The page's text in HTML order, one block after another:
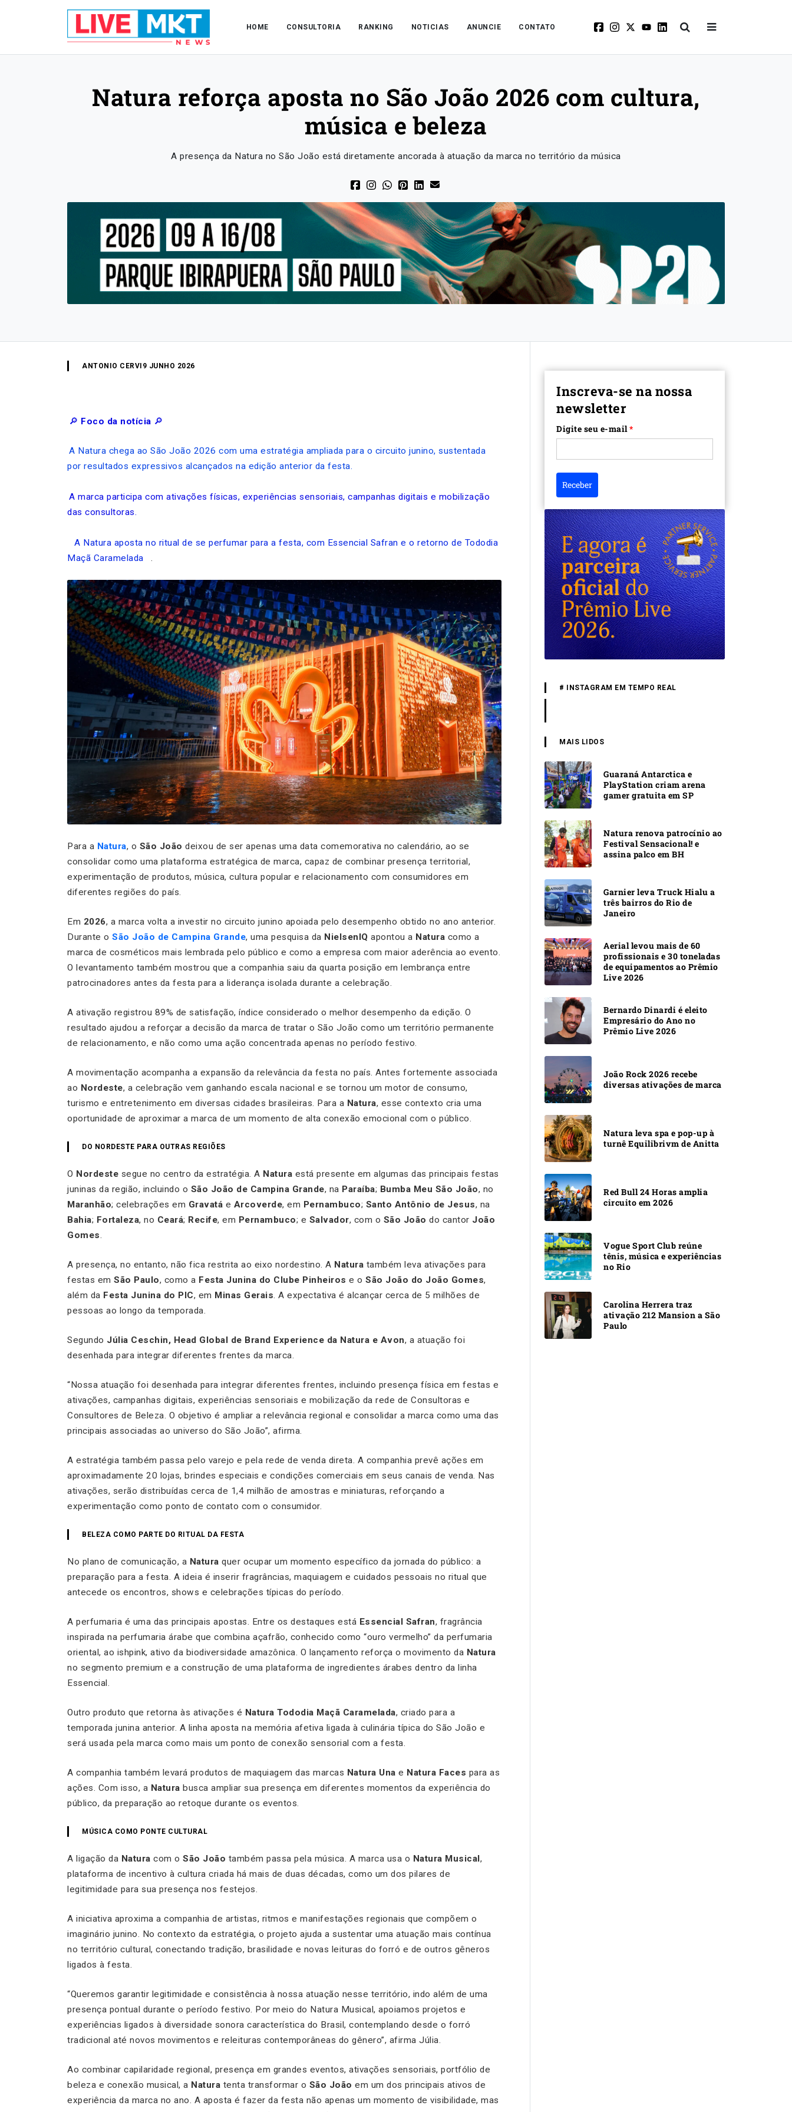
HOME CONSULTORIA RANKING NOTICIAS ANUNCIE CONTATO
Natura reforça aposta no São João 2026 com cultura,
música e beleza
A presença da Natura no São João está diretamente ancorada à atuação da marca no território da música
ANTONIO CERVI 9 JUNHO 2026
🔎 Foco da notícia 🔎
A Natura chega ao São João 2026 com uma estratégia ampliada para o circuito junino, sustentada
por resultados expressivos alcançados na edição anterior da festa.
A marca participa com ativações físicas, experiências sensoriais, campanhas digitais e mobilização
das consultoras.
A Natura aposta no ritual de se perfumar para a festa, com Essencial Safran e o retorno de Tododia
Maçã Caramelada
.
Para a Natura, o São João deixou de ser apenas uma data comemorativa no calendário, ao se
consolidar como uma plataforma estratégica de marca, capaz de combinar presença territorial,
experimentação de produtos, música, cultura popular e relacionamento com consumidores em
diferentes regiões do país.
Em 2026, a marca volta a investir no circuito junino apoiada pelo desempenho obtido no ano anterior.
Durante o São João de Campina Grande, uma pesquisa da NielsenIQ apontou a Natura como a
marca de cosméticos mais lembrada pelo público e como a empresa com maior aderência ao evento.
O levantamento também mostrou que a companhia saiu da quarta posição em lembrança entre
patrocinadores antes da festa para a liderança isolada durante a celebração.
A ativação registrou 89% de satisfação, índice considerado o melhor desempenho da edição. O
resultado ajudou a reforçar a decisão da marca de tratar o São João como um território permanente
de relacionamento, e não como uma ação concentrada apenas no período festivo.
A movimentação acompanha a expansão da relevância da festa no país. Antes fortemente associada
ao Nordeste, a celebração vem ganhando escala nacional e se tornou um motor de consumo,
turismo e entretenimento em diversas cidades brasileiras. Para a Natura, esse contexto cria uma
oportunidade de aproximar a marca de um momento de alta conexão emocional com o público.
DO NORDESTE PARA OUTRAS REGIÕES
O Nordeste segue no centro da estratégia. A Natura está presente em algumas das principais festas
juninas da região, incluindo o São João de Campina Grande, na Paraíba; Bumba Meu São João, no
Maranhão; celebrações em Gravatá e Arcoverde, em Pernambuco; Santo Antônio de Jesus, na
Bahia; Fortaleza, no Ceará; Recife, em Pernambuco; e Salvador, com o São João do cantor João
Gomes
A presença, no entanto, não fica restrita ao eixo nordestino. A Natura também leva ativações para
festas em São Paulo, como a Festa Junina do Clube Pinheiros e o São João do João Gomes,
além da Festa Junina do PIC, em Minas Gerais . A expectativa é alcançar cerca de 5 milhões de
pessoas ao longo da temporada.
Segundo Júlia Ceschin, Head Global de Brand Experience da Natura e Avon, a atuação foi
desenhada para integrar diferentes frentes da marca.
“Nossa atuação foi desenhada para integrar diferentes frentes, incluindo presença física em festas e
ativações, campanhas digitais, experiências sensoriais e mobilização da rede de Consultoras e
Consultores de Beleza. O objetivo é ampliar a relevância regional e consolidar a marca como uma das
principais associadas ao universo do São João”, afirma.
A estratégia também passa pelo varejo e pela rede de venda direta. A companhia prevê ações em
aproximadamente 20 lojas, brindes especiais e condições comerciais em seus canais de venda. Nas
ativações, serão distribuídas cerca de 1,4 milhão de amostras e miniaturas, reforçando a
experimentação como ponto de contato com o consumidor.
BELEZA COMO PARTE DO RITUAL DA FESTA
No plano de comunicação, a Natura quer ocupar um momento específico da jornada do público: a
preparação para a festa. A ideia é inserir fragrâncias, maquiagem e cuidados pessoais no ritual que
antecede os encontros, shows e celebrações típicas do período.
A perfumaria é uma das principais apostas. Entre os destaques está Essencial Safran, fragrância
inspirada na perfumaria árabe que combina açafrão, conhecido como “ouro vermelho” da perfumaria
oriental, ao ishpink, ativo da biodiversidade amazônica. O lançamento reforça o movimento da Natura
no segmento premium e a construção de uma plataforma de ingredientes árabes dentro da linha
Essencial.
Outro produto que retorna às ativações é Natura Tododia Maçã Caramelada, criado para a
temporada junina anterior. A linha aposta na memória afetiva ligada à culinária típica do São João e
será usada pela marca como mais um ponto de conexão sensorial com a festa.
A companhia também levará produtos de maquiagem das marcas Natura Una e Natura Faces para as
ações. Com isso, a Natura busca ampliar sua presença em diferentes momentos da experiência do
público, da preparação ao retoque durante os eventos.
MÚSICA COMO PONTE CULTURAL
A ligação da Natura com o São João também passa pela música. A marca usa o Natura Musical,
plataforma de incentivo à cultura criada há mais de duas décadas, como um dos pilares de
legitimidade para sua presença nos festejos.
A iniciativa aproxima a companhia de artistas, ritmos e manifestações regionais que compõem o
imaginário junino. No contexto da estratégia, o projeto ajuda a sustentar uma atuação mais contínua
no território cultural, conectando tradição, brasilidade e novas leituras do forró e de outros gêneros
ligados à festa.
“Queremos garantir legitimidade e consistência à nossa atuação nesse território, indo além de uma
presença pontual durante o período festivo. Por meio do Natura Musical, apoiamos projetos e
experiências ligados à diversidade sonora característica do Brasil, contemplando desde o forró
tradicional até novos movimentos e releituras contemporâneas do gênero”, afirma Júlia.
Ao combinar capilaridade regional, presença em grandes eventos, ativações sensoriais, portfólio de
beleza e conexão musical, a Natura tenta transformar o São João em um dos principais ativos de
experiência da marca no ano. A aposta é fazer da festa não apenas um momento de visibilidade, mas
Inscreva-se na nossa
newsletter
Digite seu e-mail*
Receber
# INSTAGRAM EM TEMPO REAL
MAIS LIDOS
Guaraná Antarctica e
PlayStation criam arena
gamer gratuita em SP
Natura renova patrocínio ao
Festival Sensacional! e
assina palco em BH
Garnier leva Truck Hialu a
três bairros do Rio de
Janeiro
Aerial levou mais de 60
profissionais e 30 toneladas
de equipamentos ao Prêmio
Live 2026
Bernardo Dinardi é eleito
Empresário do Ano no
Prêmio Live 2026
João Rock 2026 recebe
diversas ativações de marca
Natura leva spa e pop-up à
turnê Equilibrivm de Anitta
Red Bull 24 Horas amplia
circuito em 2026
Vogue Sport Club reúne
tênis, música e experiências
no Rio
Carolina Herrera traz
ativação 212 Mansion a São
Paulo